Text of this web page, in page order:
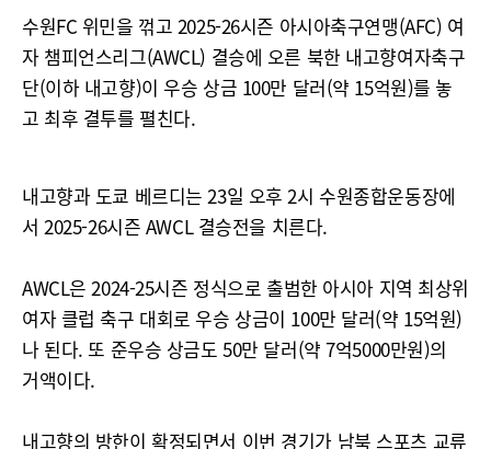
수원FC 위민을 꺾고 2025-26시즌 아시아축구연맹(AFC) 여
자 챔피언스리그(AWCL) 결승에 오른 북한 내고향여자축구
단(이하 내고향)이 우승 상금 100만 달러(약 15억원)를 놓
고 최후 결투를 펼친다.
내고향과 도쿄 베르디는 23일 오후 2시 수원종합운동장에
서 2025-26시즌 AWCL 결승전을 치른다.
AWCL은 2024-25시즌 정식으로 출범한 아시아 지역 최상위
여자 클럽 축구 대회로 우승 상금이 100만 달러(약 15억원)
나 된다. 또 준우승 상금도 50만 달러(약 7억5000만원)의
거액이다.
내고향의 방한이 확정되면서 이번 경기가 남북 스포츠 교류